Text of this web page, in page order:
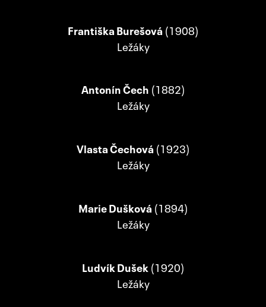
Františka Burešová (1908)
Ležáky
Antonín Čech (1882)
Ležáky
Vlasta Čechová (1923)
Ležáky
Marie Dušková (1894)
Ležáky
Ludvík Dušek (1920)
Ležáky